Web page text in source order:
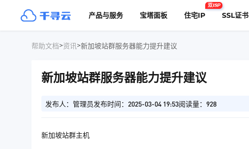
产品与服务 宝塔面板 住宅IP
双ISP
SSL证书
帮助文档>资讯>新加坡站群服务器能力提升建议
新加坡站群服务器能力提升建议
发布人：管理员发布时间：2025-03-04 19:53阅读量：928
新加坡站群主机